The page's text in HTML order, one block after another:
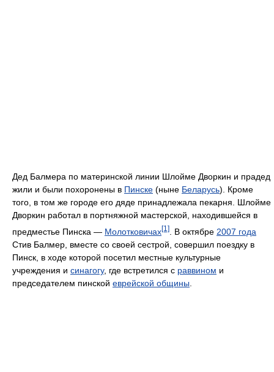
Дед Балмера по материнской линии Шлойме Дворкин и прадед
жили и были похоронены в Пинске (ныне Беларусь). Кроме
того, в том же городе его дяде принадлежала пекарня. Шлойме
Дворкин работал в портняжной мастерской, находившейся в
предместье Пинска — Молотковичах[1] . В октябре 2007 года
Стив Балмер, вместе со своей сестрой, совершил поездку в
Пинск, в ходе которой посетил местные культурные
учреждения и синагогу, где встретился с раввином и
председателем пинской еврейской общины